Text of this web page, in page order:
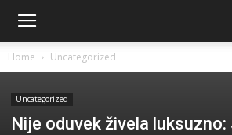
Home Uncategorized
Uncategorized
Nije oduvek živela luksuzno: